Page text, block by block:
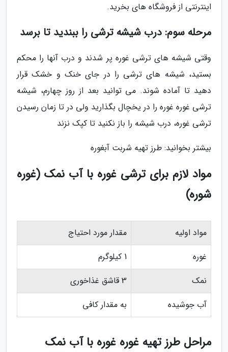
اینترنتی از فروشگاه های بخرید.
مرحله سوم: درب شیشه ترشی را ببندید تا برسد
وقتی شیشه های ترشی غوره پر شدند و درب آنها را محکم
بستید، شیشه های ترشی را در جای خنک و خشک قرار
دهید تا آماده شوند. می توانید بعد از روز چهارم، شیشه
ترشی غوره غوره را در یخچال بگذارید ولی در تا زمان رسیدن
ترشی غوره، درب شیشه را باز نکنید تا کپک نزند
بیشتر بخوانید: طرز تهیه شربت آبغوره
مواد لازم برای ترشی غوره با آب نمک (غوره
شوره)
مواد اولیه
مقدار مورد احتیاج
غوره
1 کیلوگرم
نمک
3 قاشق غذاخوری
آب جوشیده
به مقدار کافی
مراحل طرز تهیه غوره غوره با آب نمک